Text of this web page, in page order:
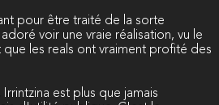
pour être traité de la sorte
voir une vraie réalisation, vu le
les reals ont vraiment profité des
est plus que jamais